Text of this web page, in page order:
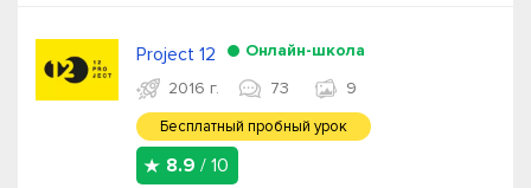
Project 12
Онлайн-школа
2016 г.
73 9
Бесплатный пробный урок
8.9 / 10